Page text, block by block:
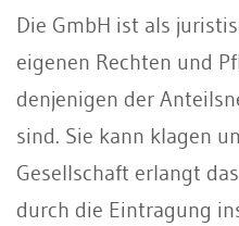
Die GmbH ist als
eigenen Rechten und
denjenigen der
sind. Sie kann klagen
Gesellschaft erlangt
durch die Eintragung